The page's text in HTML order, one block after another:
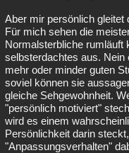
Übersichten
Besucht Teilgenommen
Lesenswert
Aber mir persönlich
Für mich sehen die
Normalsterbliche rumläuft
selbsterdachtes aus. Nein
mehr oder minder guten
soviel können sie
gleiche Sehgewohnheit.
"persönlich motiviert"
wird es einem
Persönlichkeit darin
"Anpassungsverhalten"